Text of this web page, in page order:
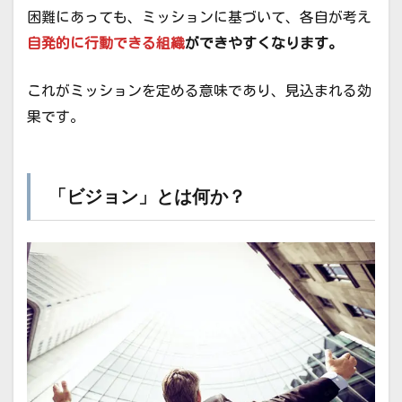
困難にあっても、ミッションに基づいて、各自が考え
自発的に行動できる組織ができやすくなります。
これがミッションを定める意味であり、見込まれる効
果です。
「ビジョン」とは何か？